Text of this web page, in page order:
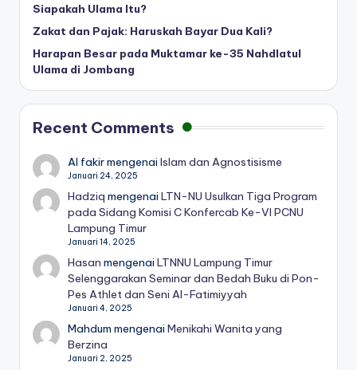
Siapakah Ulama Itu?
Zakat dan Pajak: Haruskah Bayar Dua Kali?
Harapan Besar pada Muktamar ke-35 Nahdlatul
Ulama di Jombang
Recent Comments
Al fakirmengenaiIslam dan Agnostisisme
Januari 24, 2025
Hadziq mengenaiLTN-NU Usulkan Tiga Program
pada Sidang Komisi C Konfercab Ke-VI PCNU
Lampung Timur
Januari 14, 2025
Hasan mengenaiLTNNU Lampung Timur
Selenggarakan Seminar dan Bedah Buku di Pon-
Pes Athlet dan Seni Al-Fatimiyyah
Januari 4, 2025
Mahdum mengenaiMenikahi Wanita yang
Berzina
Januari 2, 2025